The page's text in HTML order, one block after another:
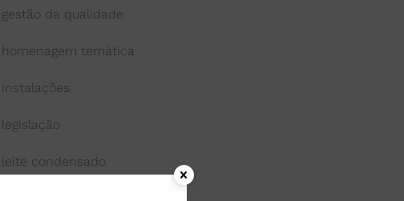
gestão da qualidade
homenagem temática
instalações
legislação
leite condensado